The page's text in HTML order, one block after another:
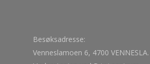
Besøksadresse:
Venneslamoen 6, 4700 VENNESLA.